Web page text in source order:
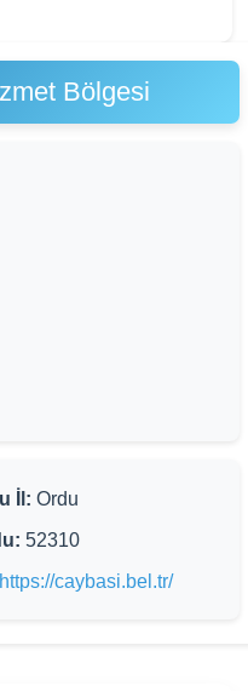
Bölgesi
İl: Ordu
52310
https://caybasi.bel.tr/